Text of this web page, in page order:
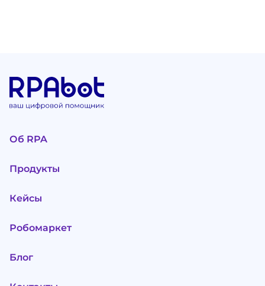
Об RPA
Продукты
Кейсы
Робомаркет
Блог